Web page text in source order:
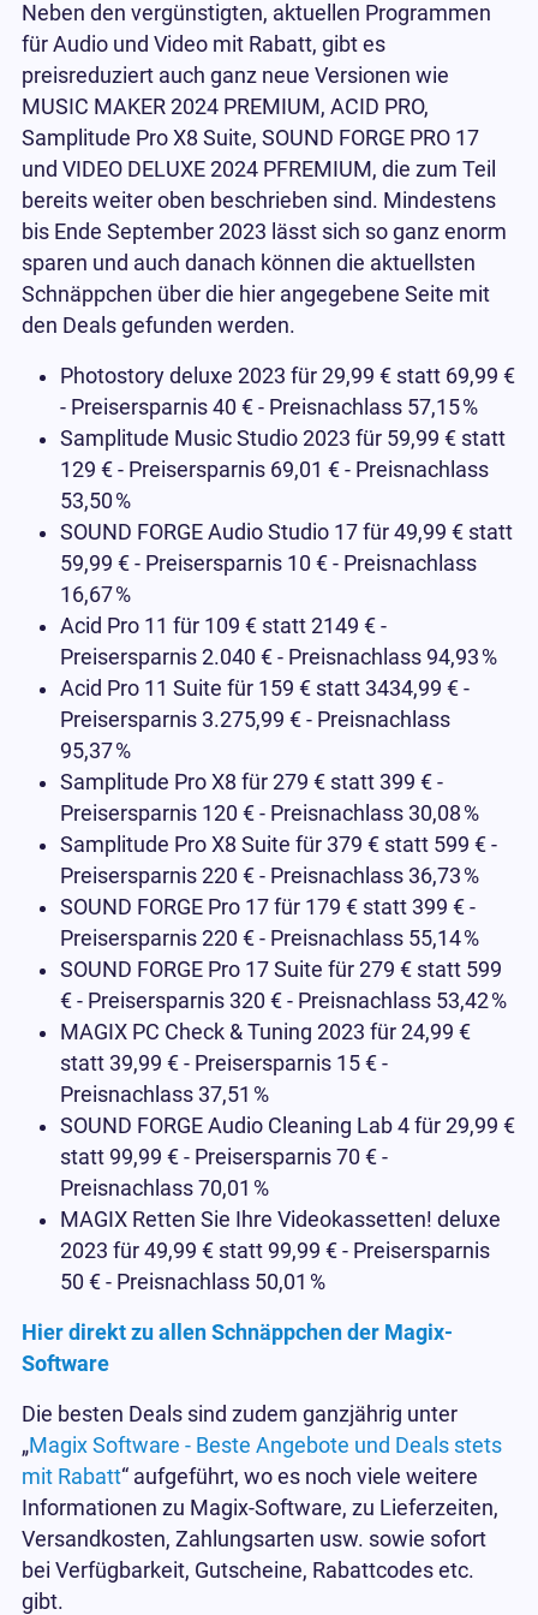
Neben den vergünstigten, aktuellen Programmen
für Audio und Video mit Rabatt, gibt es
preisreduziert auch ganz neue Versionen wie
MUSIC MAKER 2024 PREMIUM, ACID PRO,
Samplitude Pro X8 Suite, SOUND FORGE PRO 17
und VIDEO DELUXE 2024 PFREMIUM, die zum Teil
bereits weiter oben beschrieben sind. Mindestens
bis Ende September 2023 lässt sich so ganz enorm
sparen und auch danach können die aktuellsten
Schnäppchen über die hier angegebene Seite mit
den Deals gefunden werden.
Photostory deluxe 2023 für 29,99 € statt 69,99 €
- Preisersparnis 40 € - Preisnachlass 57,15%
Samplitude Music Studio 2023 für 59,99 € statt
129 € - Preisersparnis 69,01 € - Preisnachlass
53,50 %
SOUND FORGE Audio Studio 17 für 49,99 € statt
59,99 € - Preisersparnis 10 € - Preisnachlass
16,67%
Acid Pro 11 für 109 € statt 2149 € -
Preisersparnis 2.040 € - Preisnachlass 94,93 %
Acid Pro 11 Suite für 159 € statt 3434,99 € -
Preisersparnis 3.275,99 € - Preisnachlass
95,37%
Samplitude Pro X8 für 279 € statt 399 € -
Preisersparnis 120 € - Preisnachlass 30,08 %
Samplitude Pro X8 Suite für 379 € statt 599 € -
Preisersparnis 220 € - Preisnachlass 36,73 %
SOUND FORGE Pro 17 für 179 € statt 399 € -
Preisersparnis 220 € - Preisnachlass 55,14%
SOUND FORGE Pro 17 Suite für 279 € statt 599
€ - Preisersparnis 320 € - Preisnachlass 53,42%
MAGIX PC Check & Tuning 2023 für 24,99 €
statt 39,99 € - Preisersparnis 15 € -
Preisnachlass 37,51 %
SOUND FORGE Audio Cleaning Lab 4 für 29,99 €
statt 99,99 € - Preisersparnis 70 € -
Preisnachlass 70,01 %
MAGIX Retten Sie Ihre Videokassetten! deluxe
2023 für 49,99 € statt 99,99 € - Preisersparnis
50 € - Preisnachlass 50,01 %
Hier direkt zu allen Schnäppchen der Magix-
Software
Die besten Deals sind zudem ganzjährig unter
„Magix Software - Beste Angebote und Deals stets
mit Rabatt“ aufgeführt, wo es noch viele weitere
Informationen zu Magix-Software, zu Lieferzeiten,
Versandkosten, Zahlungsarten usw. sowie sofort
bei Verfügbarkeit, Gutscheine, Rabattcodes etc.
gibt.